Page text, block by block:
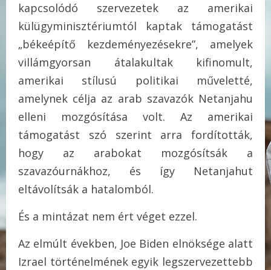
kapcsolódó szervezetek az amerikai
külügyminisztériumtól kaptak támogatást
„békeépítő kezdeményezésekre”, amelyek
villámgyorsan átalakultak kifinomult,
amerikai stílusú politikai műveletté,
amelynek célja az arab szavazók Netanjahu
elleni mozgósítása volt. Az amerikai
támogatást szó szerint arra fordították,
hogy az arabokat mozgósítsák a
szavazóurnákhoz, és így Netanjahut
eltávolítsák a hatalomból.
És a mintázat nem ért véget ezzel.
Az elmúlt években, Joe Biden elnöksége alatt
Izrael történelmének egyik legszervezettebb